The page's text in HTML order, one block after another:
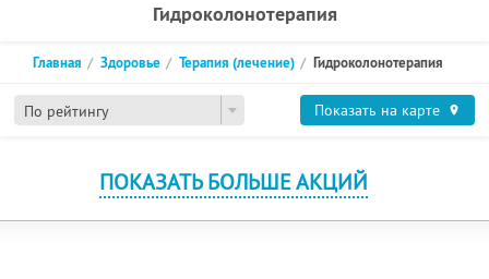
Гидроколонотерапия
По рейтингу
Главная Здоровье Терапия (лечение) Гидроколонотерапия
Показать на карте
ПОКАЗАТЬ БОЛЬШЕ АКЦИЙ